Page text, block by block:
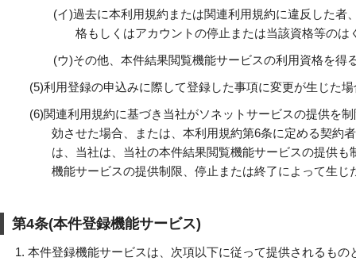
(イ)過去に本利用規約または関連利用規約に違反した
格もしくはアカウントの停止または当該資格等の
(ウ)その他、本件結果閲覧機能サービスの利用資格を得
(5)利用登録の申込みに際して登録した事項に変更が生じた
(6)関連利用規約に基づき当社がソネットサービスの提供を
効させた場合、または、本利用規約第6条に定める契約
は、当社は、当社の本件結果閲覧機能サービスの提供
機能サービスの提供制限、停止または終了によって生
第4条(本件登録機能サービス)
本件登録機能サービスは、次項以下に従って提供されるもの